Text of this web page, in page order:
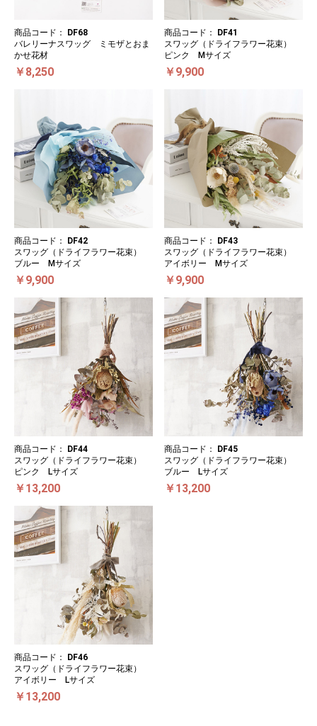
商品コード：
DF68
バレリーナスワッグ ミモザとおま
かせ花材
￥8,250
商品コード：
DF41
スワッグ（ドライフラワー花束）
ピンク Mサイズ
￥9,900
商品コード：
DF42
スワッグ（ドライフラワー花束）
ブルー Mサイズ
￥9,900
商品コード：
DF43
スワッグ（ドライフラワー花束）
アイボリー Mサイズ
￥9,900
商品コード：
DF44
スワッグ（ドライフラワー花束）
ピンク Lサイズ
￥13,200
商品コード：
DF45
スワッグ（ドライフラワー花束）
ブルー Lサイズ
￥13,200
商品コード：
DF46
スワッグ（ドライフラワー花束）
アイボリー Lサイズ
￥13,200